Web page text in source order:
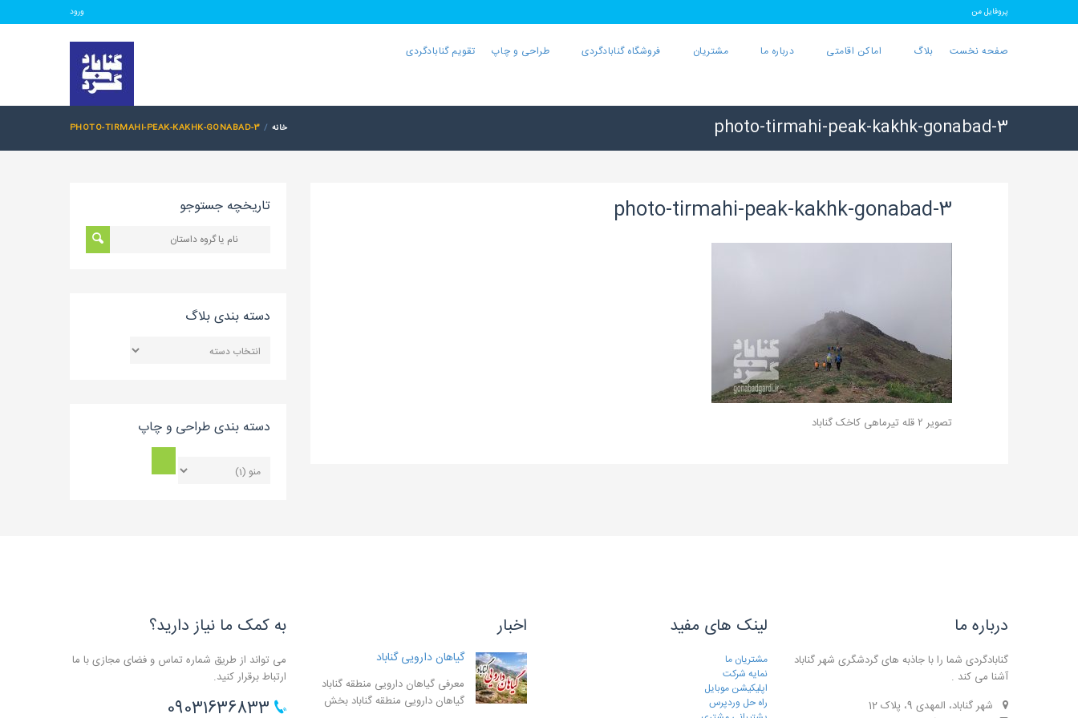
پروفایل من ورود
صفحه نخست بلاگ اماکن اقامتی درباره ما مشتریان فروشگاه گنابادگردی طراحی و چاپ تقویم گنابادگردی
photo-tirmahi-peak-kakhk-gonabad-3 خانه PHOTO-TIRMAHI-PEAK-KAKHK-GONABAD-3
photo-tirmahi-peak-kakhk-gonabad-3
تصویر ۲ قله تیرماهی کاخک گناباد
تاریخچه جستوجو
دسته بندی بلاگ
بندی
دسته بندی طراحی و چاپ
درباره ما
گنابادگردی شما را با جاذبه های گردشگری شهر گناباد
آشنا می کند .
شهر گناباد، المهدی 9، پلاک 12
لینک های مفید
مشتریان ما
نمایه شرکت
اپلیکیشن موبایل
راه حل وردپرس
اخبار
گیاهان دارویی گناباد
معرفی گیاهان دارویی منطقه گناباد
گیاهان دارویی منطقه گناباد بخش
به کمک ما نیاز دارید؟
می تواند از طریق شماره تماس و فضای مجازی با ما
ارتباط برقرار کنید.